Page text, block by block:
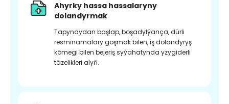
Ahyrky hassa hassalaryny
dolandyrmak
Tapyndydan başlap, boşadylýança, dürli
resminamalary goşmak bilen, iş dolandyryş
kömegi bilen bejeriş syýahatynda yzygiderli
täzelikleri alyň.